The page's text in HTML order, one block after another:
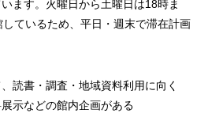
ます。火曜日から土曜日は18時ま
ているため、平日・週末で滞在計画
読書・調査・地域資料利用に向く
示などの館内企画がある